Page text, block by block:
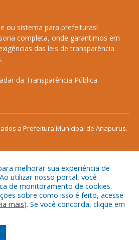
ou sistema para prefeituras!
completa, onde garantimos em
das leis de transparência
da Transparência Pública
a Prefeitura Municipal de Anapurus.
Acessar Área Administrativa
o Webmail
melhorar sua experiência de
utilizar nosso portal, você
de monitoramento de cookies.
sobre como isso é feito, acesse
mais). Se você concorda, clique em